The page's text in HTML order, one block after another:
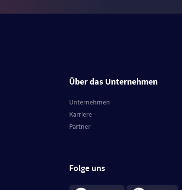
Über das Unternehmen
Unternehmen
Karriere
Partner
Folge uns